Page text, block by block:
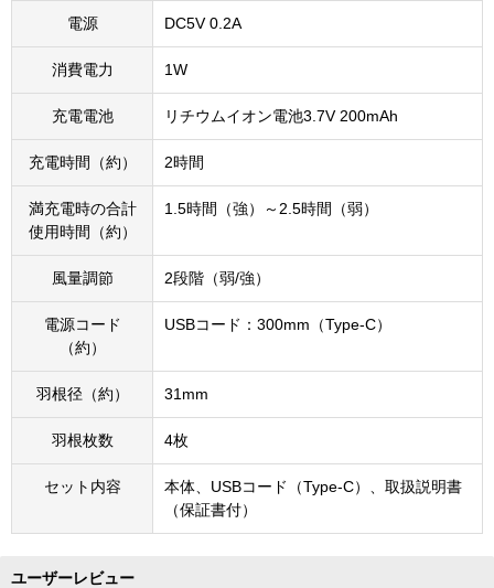
電源 DC5V 0.2A
消費電力 1W
充電電池 リチウムイオン電池3.7V 200mAh
充電時間（約） 2時間
満充電時の合計
使用時間（約）
1.5時間（強）～2.5時間（弱）
風量調節 2段階（弱/強）
電源コード
（約）
USBコード：300mm（Type-C）
羽根径（約） 31mm
羽根枚数 4枚
セット内容
本体、USBコード（Type-C）、取扱説明書
（保証書付）
ユーザーレビュー